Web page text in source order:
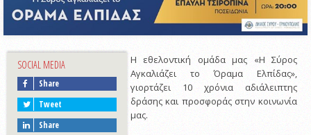
SOCIAL MEDIA
Share
Tweet
Share
Η εθελοντική ομάδα μας «Η Σύρος
Αγκαλιάζει το Όραμα Ελπίδας»,
γιορτάζει 10 χρόνια αδιάλειπτης
δράσης και προσφοράς στην κοινωνία
μας.